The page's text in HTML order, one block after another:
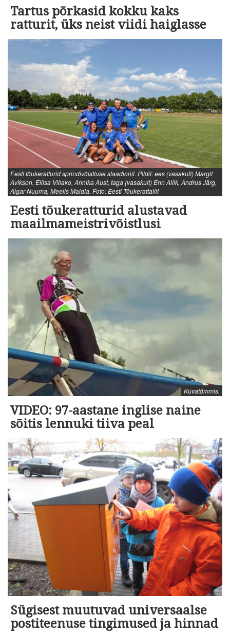
Tartus põrkasid kokku kaks
ratturit, üks neist viidi haiglasse
Eesti tõukeratturid sprindivõistluse staadionil. Pildil: ees (vasakult) Margit
Avikson, Eliisa Villako, Annika Aust, taga (vasakult) Enn Allik, Andrus Järg,
Aigar Nuuma, Meelis Maidla. Foto: Eesti Tõukerattaliit
Eesti tõukeratturid alustavad
maailmameistrivõistlusi
Kuvatõmmis.
VIDEO: 97-aastane inglise naine
sõitis lennuki tiiva peal
Sügisest muutuvad universaalse
postiteenuse tingimused ja hinnad